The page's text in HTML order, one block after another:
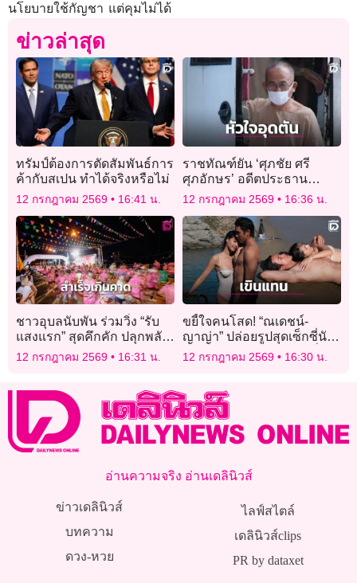
นโยบายใช้กัญชา แต่คุมไม่ได้
ข่าวล่าสุด
ทรัมป์ต้องการตัดสัมพันธ์การ
ค้ากับสเปน ทำได้จริงหรือไม่
12 กรกฎาคม 2569 16:41 น.
ราชทัณฑ์ยัน ‘ศุภชัย ศรี
ศุภอักษร’ อดีตประธาน
บริหารสหกรณ์ เสียชีวิตแล้ว
12 กรกฎาคม 2569 16:36 น.
ชาวอุบลนับพัน ร่วมวิ่ง “รับ
แสงแรก” สุดคึกคัก ปลุกพลัง
เมืองสุขภาวะ “อุบล อยู่ดี”
สำเร็จเกินคาด!
12 กรกฎาคม 2569 16:31 น.
ขยี้ใจคนโสด! “ณเดชน์-
ญาญ่า” ปล่อยรูปสุดเซ็กซี่นับ
ถอยหลังเข้าพิธีแต่งงานที่
12 กรกฎาคม 2569 16:30 น.
อ่านความจริง อ่านเดลินิวส์
ข่าวเดลินิวส์
บทความ
ดวง-หวย
ไลฟ์สไตล์
เดลินิวส์clips
PR by dataxet